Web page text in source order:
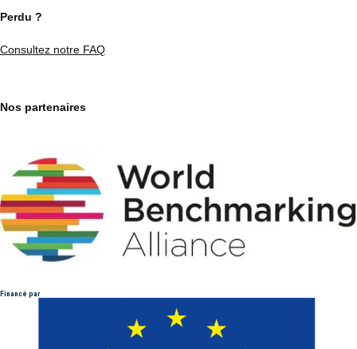
Perdu ?
Consultez notre FAQ
Nos partenaires
Financé par